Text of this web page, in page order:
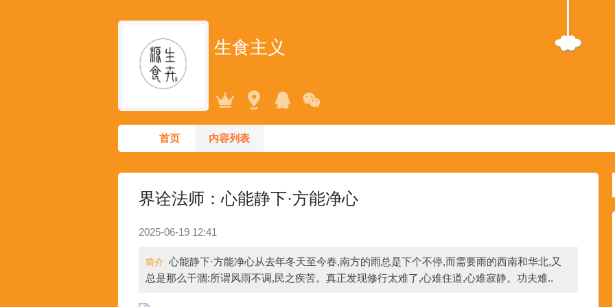
生食主义
首页 内容列表
界诠法师：心能静下·方能净心
2025-06-19 12:41
简介 心能静下·方能净心从去年冬天至今春,南方的雨总是下个不停,而需要雨的西南和华北,又
总是那么干涸:所谓风雨不调,民之疾苦。真正发现修行太难了,心难住道,心难寂静。功夫难..